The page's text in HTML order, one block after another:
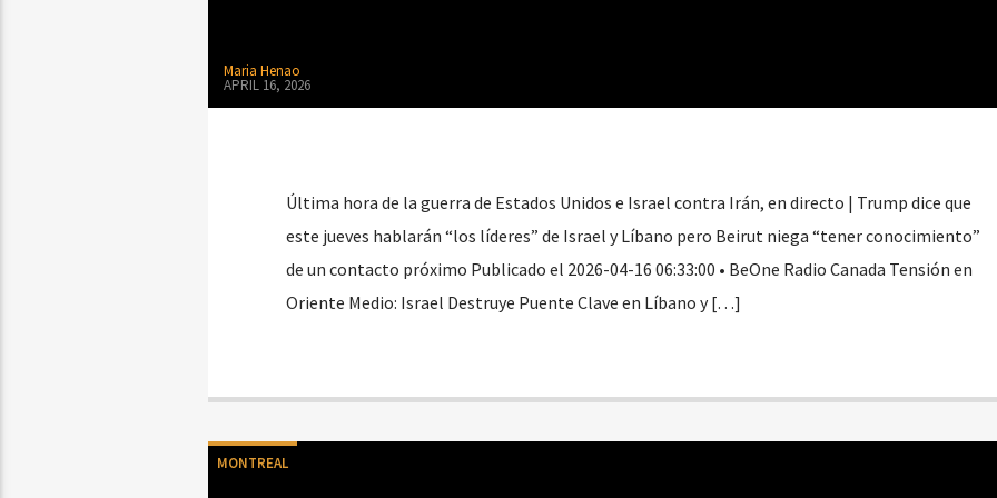
Maria Henao
APRIL 16, 2026
Última hora de la guerra de Estados Unidos e Israel contra Irán, en directo | Trump dice que
este jueves hablarán “los líderes” de Israel y Líbano pero Beirut niega “tener conocimiento”
de un contacto próximo Publicado el 2026-04-16 06:33:00 • BeOne Radio Canada Tensión en
Oriente Medio: Israel Destruye Puente Clave en Líbano y […]
MONTREAL